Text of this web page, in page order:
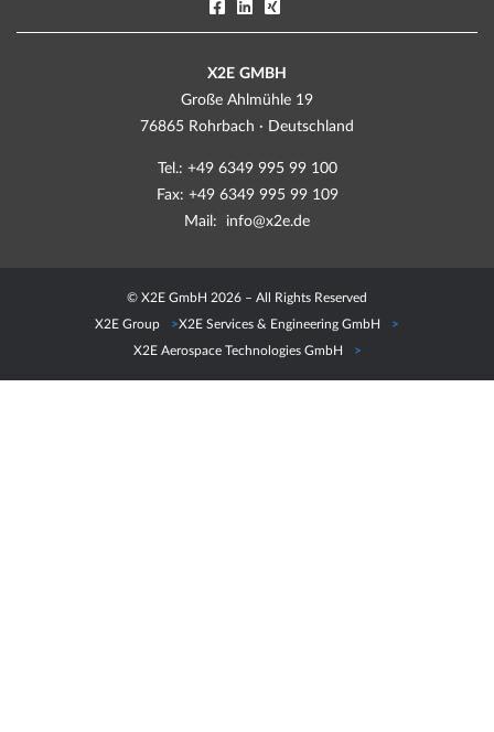
X2E GMBH
Große Ahlmühle 19
76865 Rohrbach · Deutschland
Tel.: +49 6349 995 99 100
Fax: +49 6349 995 99 109
Mail: info@x2e.de
© X2E GmbH 2026 – All Rights Reserved
X2E Group
X2E Services & Engineering GmbH
X2E Aerospace Technologies GmbH